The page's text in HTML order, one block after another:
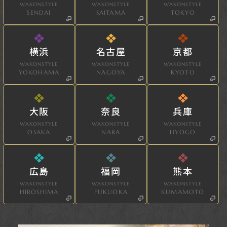
WAKONSTYLE
SENDAI
WAKONSTYLE
SAITAMA
WAKONSTYLE
TOKYO
横浜
WAKONSTYLE
YOKOHAMA
名古屋
WAKONSTYLE
NAGOYA
京都
WAKONSTYLE
KYOTO
大阪
WAKONSTYLE
OSAKA
奈良
WAKONSTYLE
NARA
兵庫
WAKONSTYLE
HYOGO
広島
WAKONSTYLE
HIROSHIMA
福岡
WAKONSTYLE
FUKUOKA
熊本
WAKONSTYLE
KUMAMOTO